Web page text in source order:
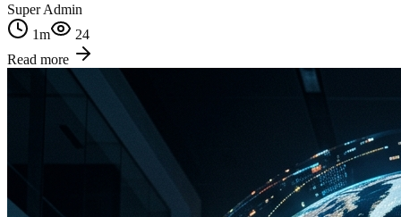
Super Admin
1m
24
Read more